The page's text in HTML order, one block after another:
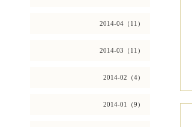
2014-04（11）
2014-03（11）
2014-02（4）
2014-01（9）